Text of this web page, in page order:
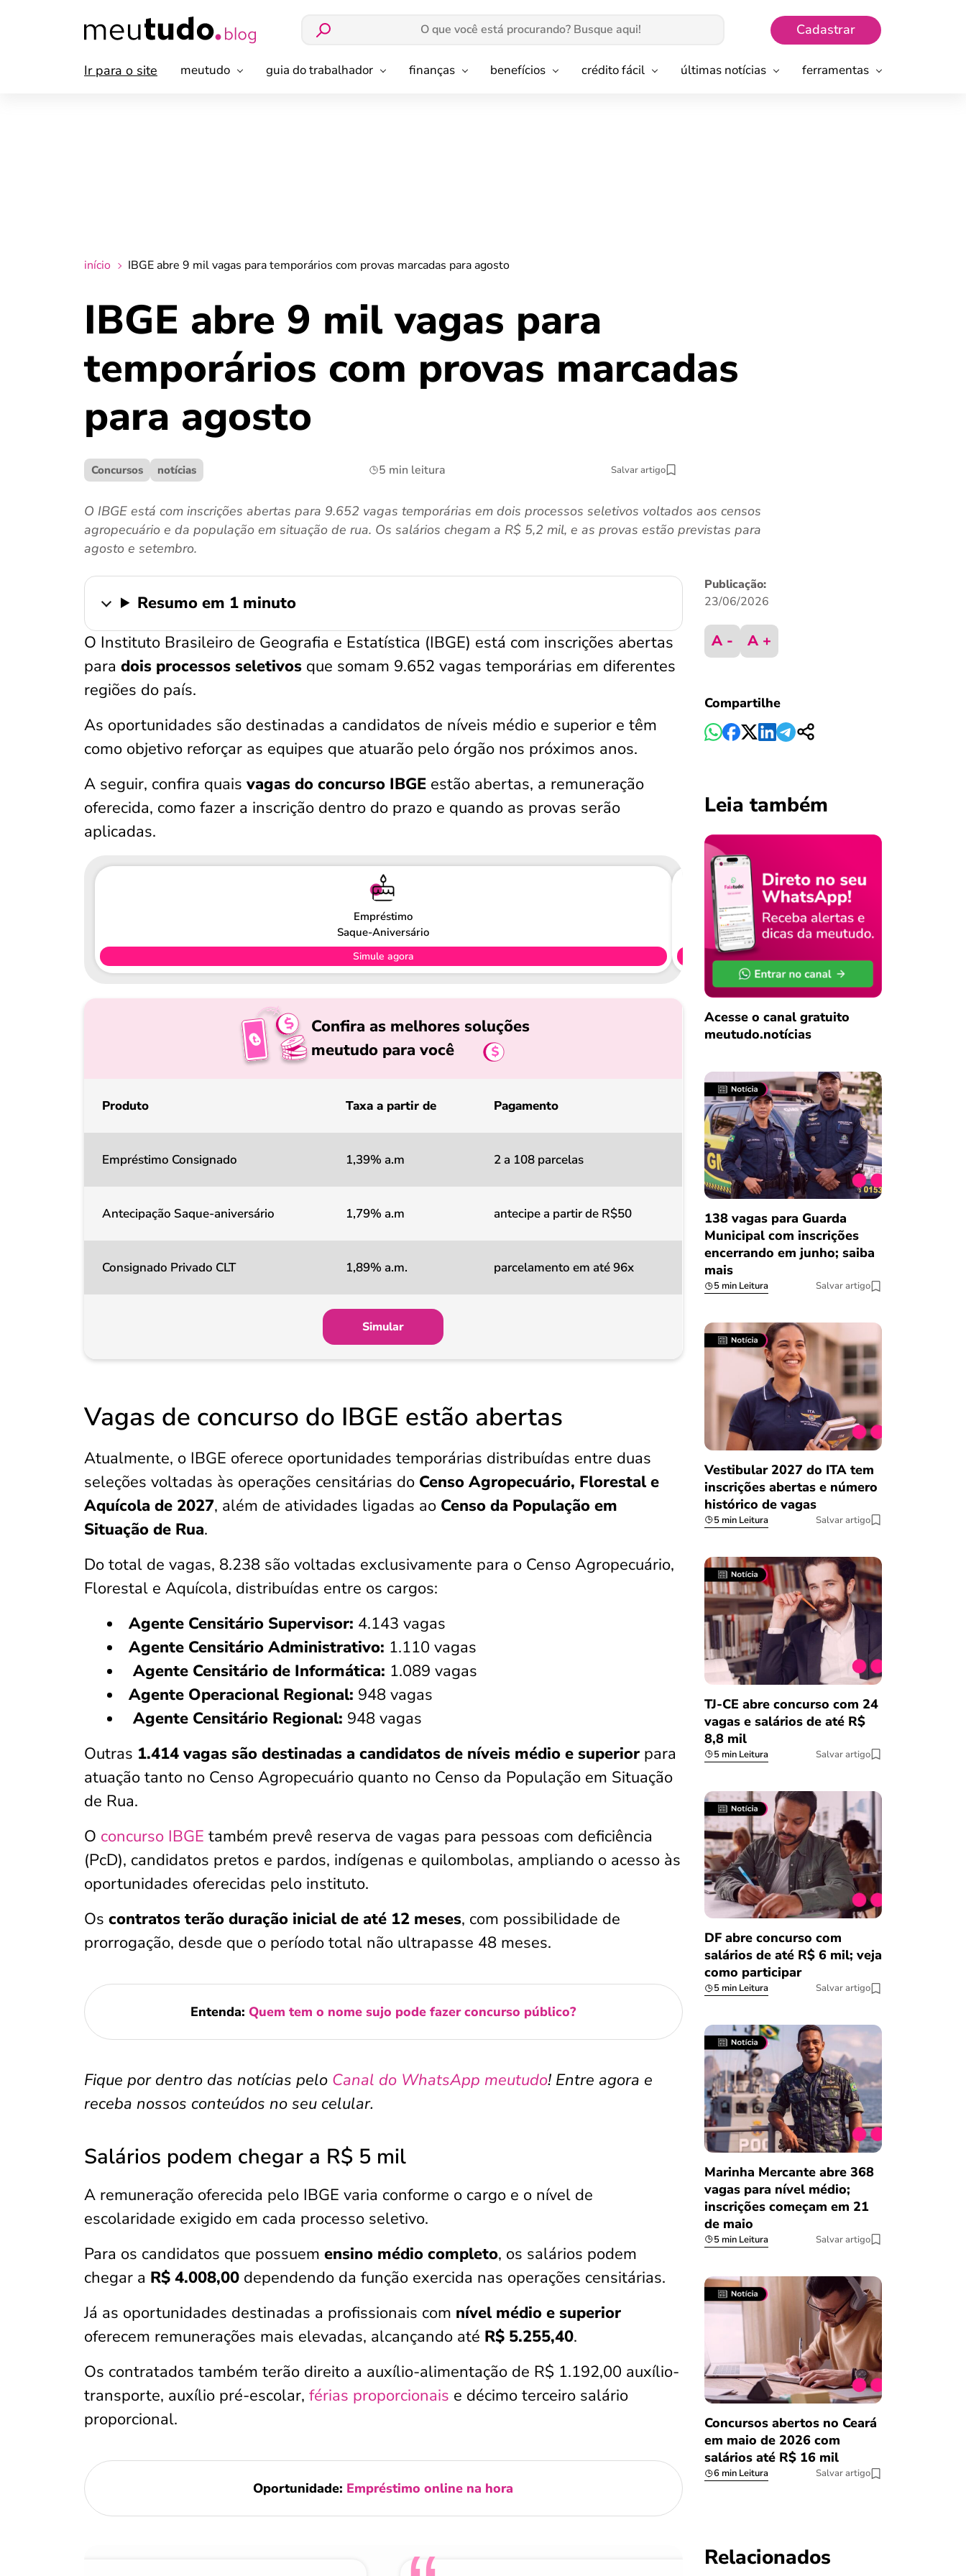
Cadastrar
Ir para o site meutudo guia do trabalhador finanças benefícios crédito fácil últimas notícias ferramentas
início IBGE abre 9 mil vagas para temporários com provas marcadas para agosto
IBGE abre 9 mil vagas para
temporários com provas marcadas
para agosto
Concursos notícias 5 min leitura Salvar artigo
O IBGE está com inscrições abertas para 9.652 vagas temporárias em dois processos seletivos voltados aos censos
agropecuário e da população em situação de rua. Os salários chegam a R$ 5,2 mil, e as provas estão previstas para
agosto e setembro.
Resumo em 1 minuto
O Instituto Brasileiro de Geografia e Estatística (IBGE) está com inscrições abertas
para dois processos seletivos que somam 9.652 vagas temporárias em diferentes
regiões do país.
As oportunidades são destinadas a candidatos de níveis médio e superior e têm
como objetivo reforçar as equipes que atuarão pelo órgão nos próximos anos.
A seguir, confira quais vagas do concurso IBGE estão abertas, a remuneração
oferecida, como fazer a inscrição dentro do prazo e quando as provas serão
aplicadas.
Empréstimo
Saque-Aniversário
Simule agora
Confira as melhores soluções
meutudo para você
Produto Taxa a partir de Pagamento
Empréstimo Consignado 1,39% a.m 2 a 108 parcelas
Antecipação Saque-aniversário 1,79% a.m antecipe a partir de R$50
Consignado Privado CLT 1,89% a.m. parcelamento em até 96x
Simular
Vagas de concurso do IBGE estão abertas
Atualmente, o IBGE oferece oportunidades temporárias distribuídas entre duas
seleções voltadas às operações censitárias do Censo Agropecuário, Florestal e
Aquícola de 2027, além de atividades ligadas ao Censo da População em
Situação de Rua.
Do total de vagas, 8.238 são voltadas exclusivamente para o Censo Agropecuário,
Florestal e Aquícola, distribuídas entre os cargos:
Agente Censitário Supervisor: 4.143 vagas
Agente Censitário Administrativo: 1.110 vagas
Agente Censitário de Informática: 1.089 vagas
Agente Operacional Regional: 948 vagas
Agente Censitário Regional: 948 vagas
Outras 1.414 vagas são destinadas a candidatos de níveis médio e superior para
atuação tanto no Censo Agropecuário quanto no Censo da População em Situação
de Rua.
O concurso IBGE também prevê reserva de vagas para pessoas com deficiência
(PcD), candidatos pretos e pardos, indígenas e quilombolas, ampliando o acesso às
oportunidades oferecidas pelo instituto.
Os contratos terão duração inicial de até 12 meses, com possibilidade de
prorrogação, desde que o período total não ultrapasse 48 meses.
Entenda: Quem tem o nome sujo pode fazer concurso público?
Fique por dentro das notícias pelo Canal do WhatsApp meutudo! Entre agora e
receba nossos conteúdos no seu celular.
Salários podem chegar a R$ 5 mil
A remuneração oferecida pelo IBGE varia conforme o cargo e o nível de
escolaridade exigido em cada processo seletivo.
Para os candidatos que possuem ensino médio completo, os salários podem
chegar a R$ 4.008,00 dependendo da função exercida nas operações censitárias.
Já as oportunidades destinadas a profissionais com nível médio e superior
oferecem remunerações mais elevadas, alcançando até R$ 5.255,40.
Os contratados também terão direito a auxílio-alimentação de R$ 1.192,00 auxílio-
transporte, auxílio pré-escolar, férias proporcionais e décimo terceiro salário
proporcional.
Oportunidade: Empréstimo online na hora
Publicação:
23/06/2026
A - A +
Compartilhe
Leia também
Acesse o canal gratuito
meutudo.notícias
138 vagas para Guarda
Municipal com inscrições
encerrando em junho; saiba
mais
5 min Leitura Salvar artigo
Vestibular 2027 do ITA tem
inscrições abertas e número
histórico de vagas
5 min Leitura Salvar artigo
TJ-CE abre concurso com 24
vagas e salários de até R$
8,8 mil
5 min Leitura Salvar artigo
DF abre concurso com
salários de até R$ 6 mil; veja
como participar
5 min Leitura Salvar artigo
Marinha Mercante abre 368
vagas para nível médio;
inscrições começam em 21
de maio
5 min Leitura Salvar artigo
Concursos abertos no Ceará
em maio de 2026 com
salários até R$ 16 mil
6 min Leitura Salvar artigo
Relacionados